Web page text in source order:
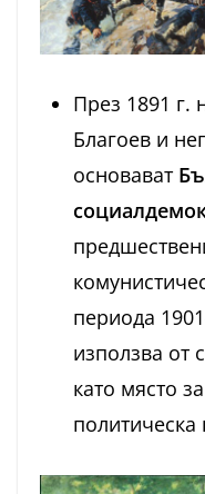
През 1891 г.
Благоев и
основават
периода
използва от
като място
политическа